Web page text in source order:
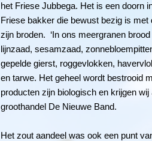
het Friese Jubbega. Het is een doorn
Friese bakker die bewust bezig is met
zijn broden. ‘In ons meergranen
lijnzaad, sesamzaad,
gepelde gierst, roggevlokken,
en tarwe. Het geheel wordt bestrooid
producten zijn biologisch en krijgen
groothandel De Nieuwe Band.
Het zout aandeel was ook een punt